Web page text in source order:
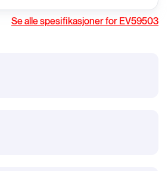
Se alle spesifikasjoner for EV59503